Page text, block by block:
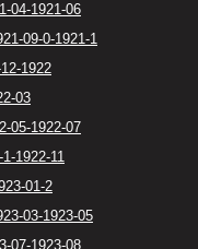
04-1921-06
09-0-1921-1
1922
03
05-1922-07
1-1922-11
01-2
03-1923-05
07-1923-08